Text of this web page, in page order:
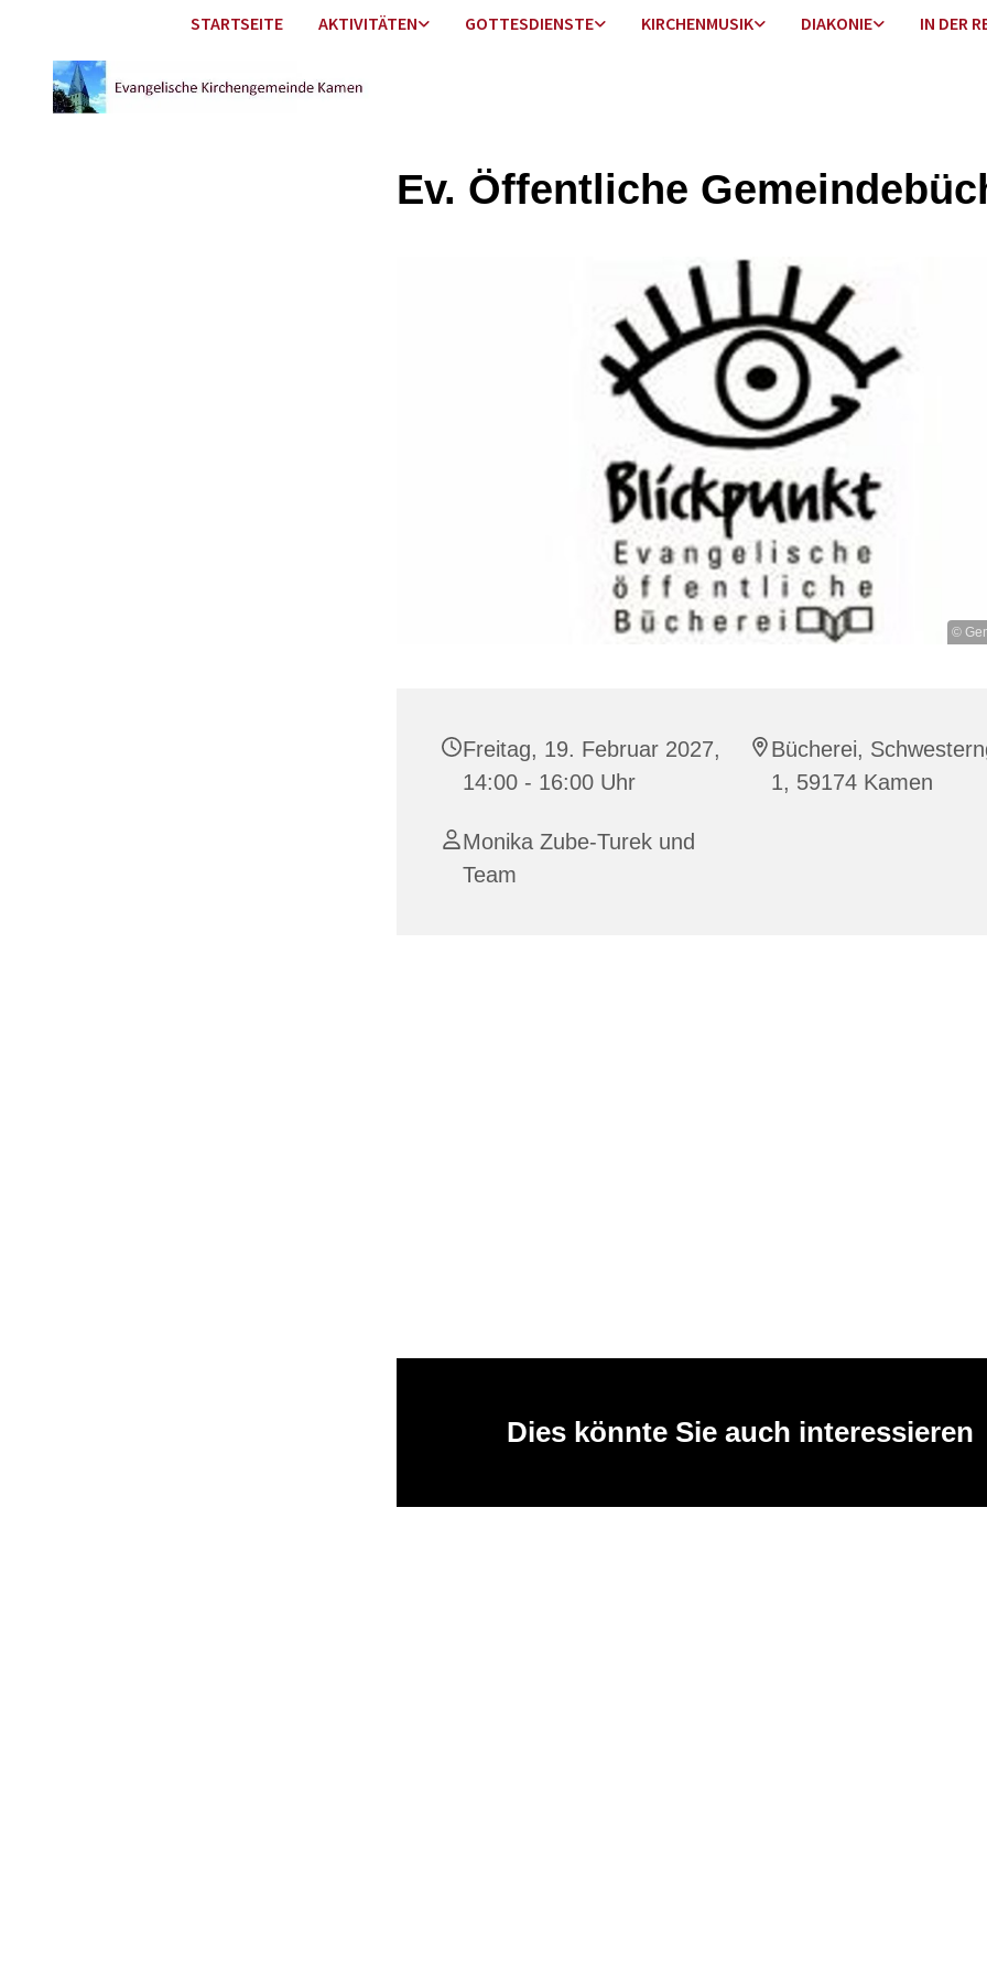
STARTSEITE AKTIVITÄTEN GOTTESDIENSTE KIRCHENMUSIK DIAKONIE IN DER
Ev. Öffentliche
©
Freitag, 19. Februar 2027,
14:00 - 16:00 Uhr
Bücherei,
1, 59174 Kamen
Monika Zube-Turek und
Team
Dies könnte Sie auch interessieren